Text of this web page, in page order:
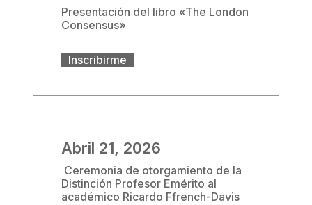
Presentación del libro «The London
Consensus»
Inscribirme
Abril 21, 2026
Ceremonia de otorgamiento de la
Distinción Profesor Emérito al
académico Ricardo Ffrench-Davis